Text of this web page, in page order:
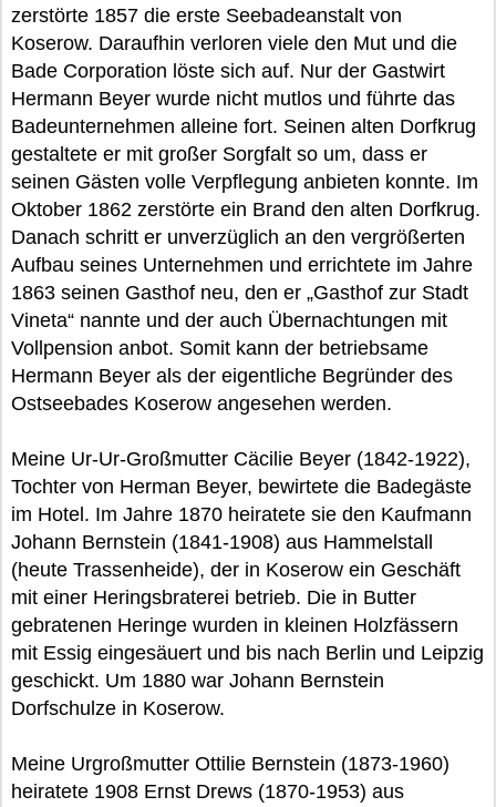
zerstörte 1857 die erste Seebadeanstalt von
Koserow. Daraufhin verloren viele den Mut und die
Bade Corporation löste sich auf. Nur der Gastwirt
Hermann Beyer wurde nicht mutlos und führte das
Badeunternehmen alleine fort. Seinen alten Dorfkrug
gestaltete er mit großer Sorgfalt so um, dass er
seinen Gästen volle Verpflegung anbieten konnte. Im
Oktober 1862 zerstörte ein Brand den alten Dorfkrug.
Danach schritt er unverzüglich an den vergrößerten
Aufbau seines Unternehmen und errichtete im Jahre
1863 seinen Gasthof neu, den er „Gasthof zur Stadt
Vineta“ nannte und der auch Übernachtungen mit
Vollpension anbot. Somit kann der betriebsame
Hermann Beyer als der eigentliche Begründer des
Ostseebades Koserow angesehen werden.
Meine Ur-Ur-Großmutter Cäcilie Beyer (1842-1922),
Tochter von Herman Beyer, bewirtete die Badegäste
im Hotel. Im Jahre 1870 heiratete sie den Kaufmann
Johann Bernstein (1841-1908) aus Hammelstall
(heute Trassenheide), der in Koserow ein Geschäft
mit einer Heringsbraterei betrieb. Die in Butter
gebratenen Heringe wurden in kleinen Holzfässern
mit Essig eingesäuert und bis nach Berlin und Leipzig
geschickt. Um 1880 war Johann Bernstein
Dorfschulze in Koserow.
Meine Urgroßmutter Ottilie Bernstein (1873-1960)
heiratete 1908 Ernst Drews (1870-1953) aus